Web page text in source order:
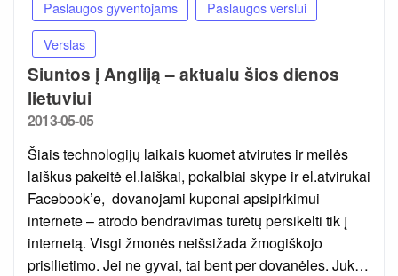
Paslaugos gyventojams
Paslaugos verslui
Verslas
Siuntos į Angliją – aktualu šios dienos
lietuviui
Posted
2013-05-05
Šiais technologijų laikais kuomet atvirutes ir meilės
laiškus pakeitė el.laiškai, pokalbiai skype ir el.atvirukai
Facebook’e, dovanojami kuponai apsipirkimui
internete – atrodo bendravimas turėtų persikelti tik į
internetą. Visgi žmonės neišsižada žmogiškojo
prisilietimo. Jei ne gyvai, tai bent per dovanėles. Juk…